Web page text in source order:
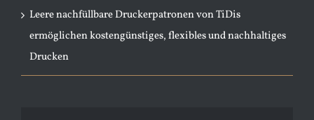
Leere nachfüllbare Druckerpatronen von TiDis
ermöglichen kostengünstiges, flexibles und nachhaltiges
Drucken